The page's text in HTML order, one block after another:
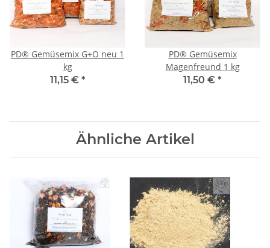
PD® Gemüsemix G+O neu 1
kg
11,15 € *
PD® Gemüsemix
Magenfreund 1 kg
11,50 € *
Ähnliche Artikel